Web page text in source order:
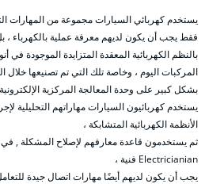
يستخدم كهربائي السيارات مجموعة من المهارات
فقط يجب أن يكون لديهم معرفة عملية بالكهرباء
بالنظم الكهربائية المعقدة المتزايدة الموجودة في
المركبات اليوم ، وخاصة تلك التي تم تصنيعها
بشكل كبير على وحدة المعالجة المركزية
يستخدم كهربائيون السيارات مهاراتهم التحليلية
الأنظمة الكهربائية المتشابكة ،
Electricianian فنية ،
يجب أن يكون لديهم أيضًا مهارات اتصال جيدة